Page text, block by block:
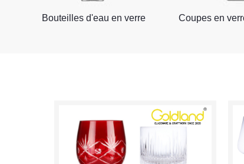
Bouteilles d'eau en verre Coupes en